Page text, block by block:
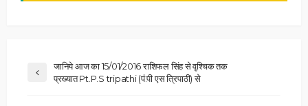
जानिये आज का 15/01/2016 राशिफल सिंह से वृश्चिक तक
प्रख्यात Pt.P.S tripathi (पं.पी एस त्रिपाठी) से